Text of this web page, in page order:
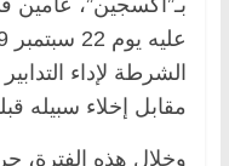
الشرطة لإداء
مقابل إخلاء سبيله
وخلال هذه الفترة،